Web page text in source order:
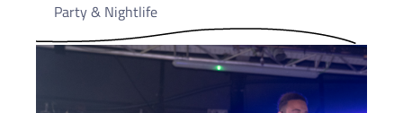
Party & Nightlife